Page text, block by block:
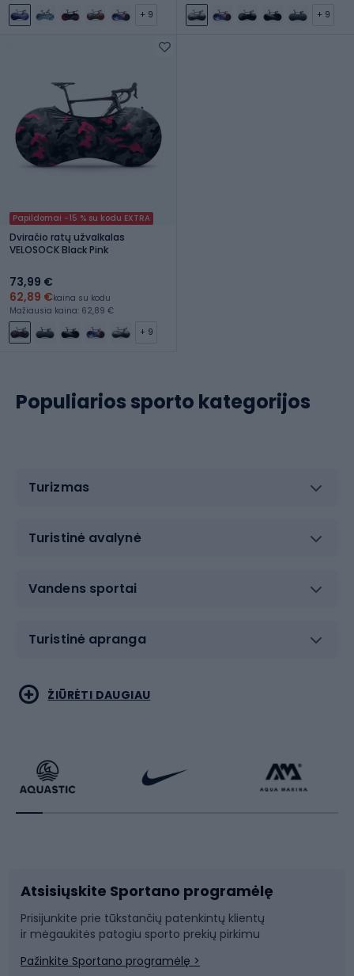
+ 9
+ 9
Papildomai -15 % su kodu EXTRA
Dviračio ratų užvalkalas
VELOSOCK Black Pink
73,99 €
62,89 €kaina su kodu
Mažiausia kaina: 62,89 €
+ 9
Populiarios sporto kategorijos
Turizmas
Turistinė avalynė
Vandens sportai
Turistinė apranga
Bėgimas
Dviratininkų apranga
Dviračių dalys
Laipiojimas
Koviniai sportai
Rakečių sportas
Rogutės ir čiuožynės
Snieglenčių sportas
ŽIŪRĖTI DAUGIAU
Atsisiųskite Sportano programėlę
Prisijunkite prie tūkstančių patenkintų klientų
ir mėgaukitės patogiu sporto prekių pirkimu
Pažinkite Sportano programėlę >